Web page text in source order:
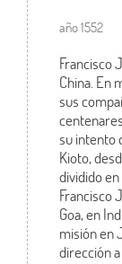
año 1552
Francisco
China. En
sus
su intento
Kioto,
dividido
Francisco
Goa, en
misión en
dirección a